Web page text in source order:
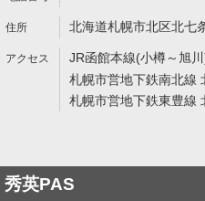
北海道札幌市北区北七
JR函館本線(小樽～旭
札幌市営地下鉄南北線
札幌市営地下鉄東豊線
秀英PAS